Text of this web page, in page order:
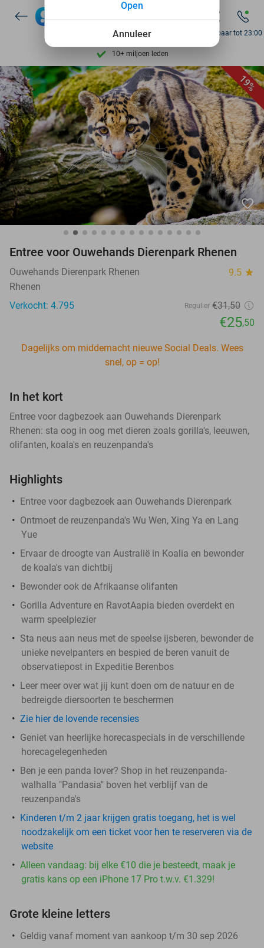
Ontdek 15.000+ deals
7 dagen per week beschikbaar
10+ miljoen leden
Bereikbaar tot 23:00
19%
favorite_border
Entree voor Ouwehands Dierenpark Rhenen
Ouwehands Dierenpark Rhenen 9.5 star
Rhenen
Verkocht: 4.795
Regulier €31,50
€25,50
Dagelijks om middernacht nieuwe Social Deals. Wees
snel, op = op!
In het kort
Entree voor dagbezoek aan Ouwehands Dierenpark
Rhenen: sta oog in oog met dieren zoals gorilla's, leeuwen,
olifanten, koala's en reuzenpanda's
Highlights
Entree voor dagbezoek aan Ouwehands Dierenpark
Ontmoet de reuzenpanda's Wu Wen, Xing Ya en Lang
Yue
Ervaar de droogte van Australië in Koalia en bewonder
de koala's van dichtbij
Bewonder ook de Afrikaanse olifanten
Gorilla Adventure en RavotAapia bieden overdekt en
warm speelplezier
Sta neus aan neus met de speelse ijsberen, bewonder de
unieke nevelpanters en bespied de beren vanuit de
observatiepost in Expeditie Berenbos
Leer meer over wat jij kunt doen om de natuur en de
bedreigde diersoorten te beschermen
Zie hier de lovende recensies
Geniet van heerlijke horecaspecials in de verschillende
horecagelegenheden
Ben je een panda lover? Shop in het reuzenpanda-
walhalla "Pandasia" boven het verblijf van de
reuzenpanda's
Kinderen t/m 2 jaar krijgen gratis toegang, het is wel
noodzakelijk om een ticket voor hen te reserveren via de
website
Alleen vandaag: bij elke €10 die je besteedt, maak je
gratis kans op een iPhone 17 Pro t.w.v. €1.329!
Grote kleine letters
Geldig vanaf moment van aankoop t/m 30 sep 2026
Annuleer
Open